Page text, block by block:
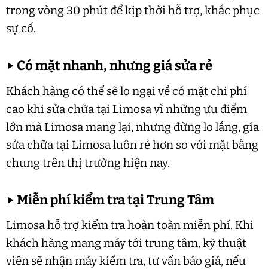
trong vòng 30 phút để kịp thời hỗ trợ, khắc phục
sự cố.
▶ Có mặt nhanh, nhưng giá sửa rẻ
Khách hàng có thể sẽ lo ngại về có mặt chi phí
cao khi sửa chữa tại Limosa vì những ưu điểm
lớn mà Limosa mang lại, nhưng đừng lo lắng, gía
sửa chữa tại Limosa luôn rẻ hơn so với mặt bằng
chung trên thị trường hiện nay.
▶Miễn phí kiểm tra tại Trung Tâm
Limosa hỗ trợ kiểm tra hoàn toàn miễn phí. Khi
khách hàng mang máy tới trung tâm, kỹ thuật
viên sẽ nhận máy kiểm tra, tư vấn báo giá, nếu